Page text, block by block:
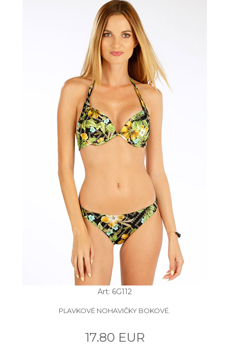
Art: 6G112
PLAVKOVÉ NOHAVIČKY BOKOVÉ.
17.80 EUR